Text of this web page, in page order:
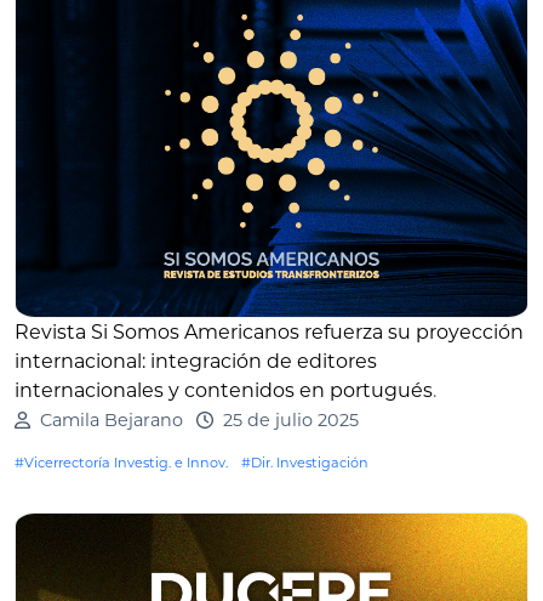
Revista Si Somos Americanos refuerza su proyección
internacional: integración de editores
internacionales y contenidos en portugués.
Camila Bejarano 25 de julio 2025
#Vicerrectoría Investig. e Innov. #Dir. Investigación